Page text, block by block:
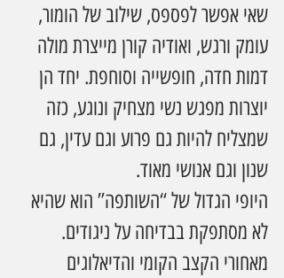
שאי אפשר לפספס, שילוב של הומור,
עומק ורגש, ואודיה קורן מייצרת מולה
דמות חדה, חופשייה וסוחפת. יחד הן
יוצרות מפגש נשי מצחיק ונוגע, כזה
שמצליח להיות גם פרוע וגם עדין, גם
שנון וגם אנושי מאוד.
היופי הגדול של “השותפה” הוא שהיא
לא מסתפקת בבדיחה על ניגודים.
מאחורי הקצב הקומי והדיאלוגים